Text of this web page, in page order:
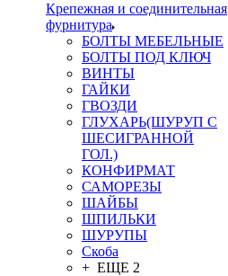
Крепежная и соединительная
фурнитура
БОЛТЫ МЕБЕЛЬНЫЕ
БОЛТЫ ПОД КЛЮЧ
ВИНТЫ
ГАЙКИ
ГВОЗДИ
ГЛУХАРЬ(ШУРУП С
ШЕСИГРАННОЙ
ГОЛ.)
КОНФИРМАТ
САМОРЕЗЫ
ШАЙБЫ
ШПИЛЬКИ
ШУРУПЫ
Скоба
+ ЕЩЕ 2